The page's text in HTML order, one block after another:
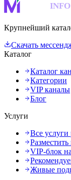
INFO
Крупнейший
Скачать
Каталог
Каталог
Категории
VIP каналы
Блог
Услуги
Все
Разместить
VIP-блок
Живые